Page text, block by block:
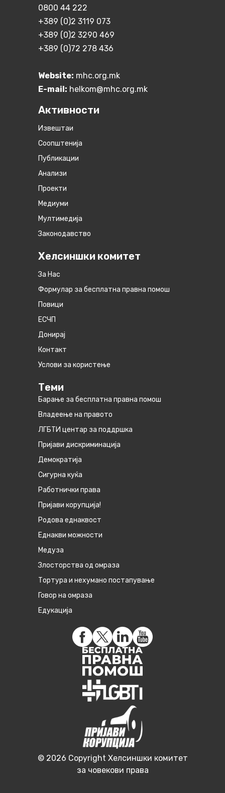
0800 44 222
+389 (0)2 3119 073
+389 (0)2 3290 469
+389 (0)72 278 436
Website: mhc.org.mk
E-mail: helkom@mhc.org.mk
Активности
Извештаи
Соопштенија
Публикации
Анализи
Проекти
Медиуми
Мултимедија
Законодавство
Хелсиншки комитет
За Нас
Формулар за бесплатна правна помош
Повици
ЕСЧП
Донирај
Контакт
Услови за користење
Теми
Барање за бесплатна правна помош
Владеење на правото
ЛГБТИ центар за поддршка
Пријави дискриминација
Демократија
Сигурна куќа
Работнички права
Пријави корупција!
Родова еднаквост
Eднакви можности
Медуза
Злосторства од омраза
Тортура и нехумано постапување
Говор на омраза
Едукација
© 2026 Copyright Хелсиншки комитет
за човекови права